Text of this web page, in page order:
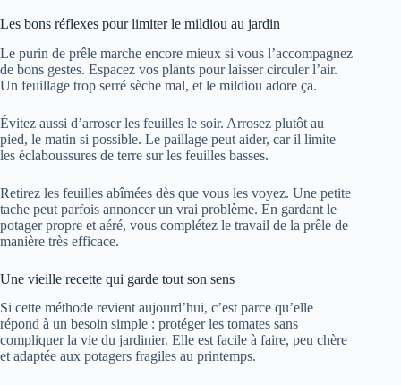
Les bons réflexes pour limiter le mildiou au jardin
Le purin de prêle marche encore mieux si vous l’accompagnez
de bons gestes. Espacez vos plants pour laisser circuler l’air.
Un feuillage trop serré sèche mal, et le mildiou adore ça.
Évitez aussi d’arroser les feuilles le soir. Arrosez plutôt au
pied, le matin si possible. Le paillage peut aider, car il limite
les éclaboussures de terre sur les feuilles basses.
Retirez les feuilles abîmées dès que vous les voyez. Une petite
tache peut parfois annoncer un vrai problème. En gardant le
potager propre et aéré, vous complétez le travail de la prêle de
manière très efficace.
Une vieille recette qui garde tout son sens
Si cette méthode revient aujourd’hui, c’est parce qu’elle
répond à un besoin simple : protéger les tomates sans
compliquer la vie du jardinier. Elle est facile à faire, peu chère
et adaptée aux potagers fragiles au printemps.